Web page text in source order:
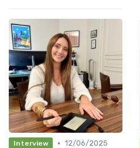
Interview • 12/06/2025